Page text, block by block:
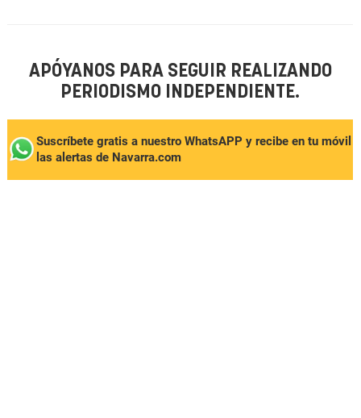
APÓYANOS PARA SEGUIR REALIZANDO
PERIODISMO INDEPENDIENTE.
Suscríbete gratis a nuestro WhatsAPP y recibe en tu móvil
las alertas de Navarra.com